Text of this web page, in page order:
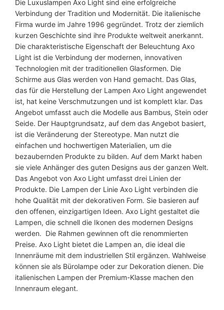
y
1
2
A
x
o
L
i
g
h
t
M
e
n
g
e
Die Luxuslampen Axo Light sind eine erfolgreiche
Verbindung der Tradition und Modernität. Die italienische
Firma wurde im Jahre 1996 gegründet. Trotz der ziemlich
kurzen Geschichte sind ihre Produkte weltweit anerkannt.
Die charakteristische Eigenschaft der Beleuchtung Axo
Light ist die Verbindung der modernen, innovativen
Technologien mit der traditionellen Glasformen. Die
Schirme aus Glas werden von Hand gemacht. Das Glas,
das für die Herstellung der Lampen Axo Light angewendet
ist, hat keine Verschmutzungen und ist komplett klar. Das
Angebot umfasst auch die Modelle aus Bambus, Stein oder
Seide. Der Hauptgrundsatz, auf dem das Angebot basiert,
ist die Veränderung der Stereotype. Man nutzt die
einfachen und hochwertigen Materialien, um die
bezaubernden Produkte zu bilden. Auf dem Markt haben
sie viele Anhänger des guten Designs aus der ganzen Welt.
Das Angebot von Axo Light umfasst drei Linien der
Produkte. Die Lampen der Linie Axo Light verbinden die
hohe Qualität mit der dekorativen Form. Sie basieren auf
den offenen, einzigartigen Ideen. Axo Light gestaltet die
Lampen, die schnell die Ikonen des modernen Designs
werden. Die Rahmen gewinnen oft die renommierten
Preise. Axo Light bietet die Lampen an, die ideal die
Innenräume mit dem industriellen Stil ergänzen. Wahlweise
können sie als Bürolampe oder zur Dekoration dienen. Die
italienischen Lampen der Premium-Klasse machen den
Innenraum elegant.